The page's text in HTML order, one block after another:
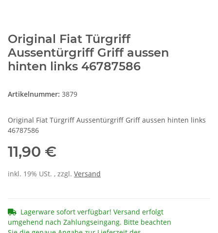
Original Fiat Türgriff
Aussentürgriff Griff aussen
hinten links 46787586
Artikelnummer: 3879
Original Fiat Türgriff Aussentürgriff Griff aussen hinten links
46787586
11,90 €
inkl. 19% USt. , zzgl. Versand
Lagerware sofort verfügbar! Versand erfolgt
umgehend nach Zahlungseingang. Bitte beachten